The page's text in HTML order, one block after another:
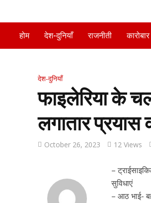
होम देश-दुनियाँ राजनीती कारोबार
देश-दुनियाँ
फाइलेरिया के
लगातार प्रयास
October 26, 2023 12 Views
–
सुविधाएं
– आठ भाई-